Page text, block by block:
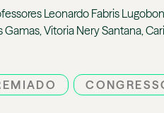
Leonardo Fabris
Vitoria Nery Santana,